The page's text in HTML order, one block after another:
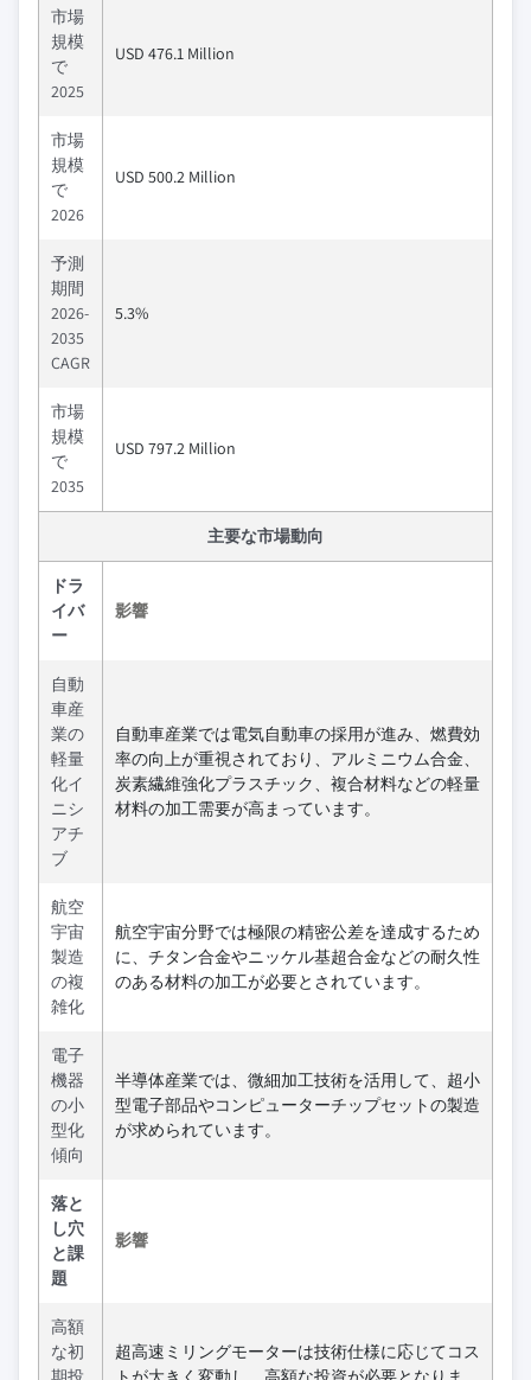
市場
規模
で
2025
USD 476.1 Million
市場
規模
で
2026
USD 500.2 Million
予測
期間
2026-
2035
CAGR
5.3%
市場
規模
で
2035
USD 797.2 Million
主要な市場動向
ドラ
イバ
ー
影響
自動
車産
業の
軽量
化イ
ニシ
アチ
ブ
自動車産業では電気自動車の採用が進み、燃費効
率の向上が重視されており、アルミニウム合金、
炭素繊維強化プラスチック、複合材料などの軽量
材料の加工需要が高まっています。
航空
宇宙
製造
の複
雑化
航空宇宙分野では極限の精密公差を達成するため
に、チタン合金やニッケル基超合金などの耐久性
のある材料の加工が必要とされています。
電子
機器
の小
型化
傾向
半導体産業では、微細加工技術を活用して、超小
型電子部品やコンピューターチップセットの製造
が求められています。
落と
し穴
と課
題
影響
高額
な初
超高速ミリングモーターは技術仕様に応じてコス